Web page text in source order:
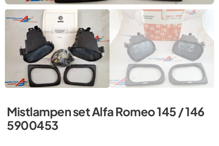
Mistlampen set Alfa Romeo 145 / 146
5900453